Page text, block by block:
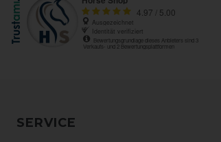
SERVICE